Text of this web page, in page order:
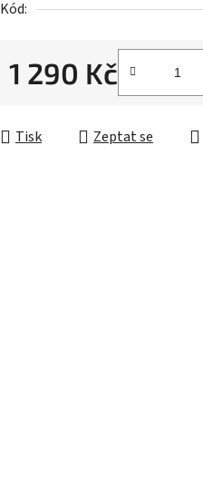
Kód:
1 290 Kč
Tisk Zeptat se